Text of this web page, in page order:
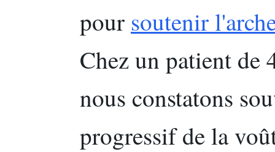
pour soutenir
Chez un patient de
nous constatons
progressif de la